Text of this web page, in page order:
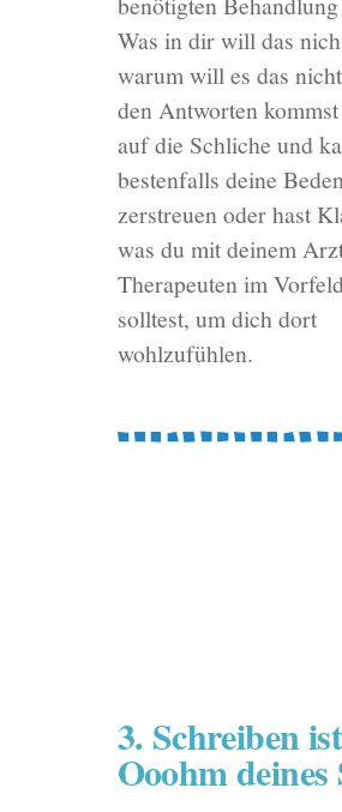
Was in dir will das
warum will es das
den Antworten
auf die Schliche und
bestenfalls deine
zerstreuen oder hast
was du mit deinem
Therapeuten im
solltest, um dich dort
wohlzufühlen.
3. Schreiben
Ooohm deines